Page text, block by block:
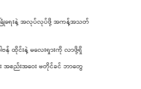
ခြုံရေးနဲ့ အလုပ်လုပ်ဖို့ အကန့်အသတ်
ါဗန် ထိုင်းနဲ့ မလေးရှားကို လာဖို့ရှိ
စည်းအဝေး မတိုင်ခင် ဘာတွေ